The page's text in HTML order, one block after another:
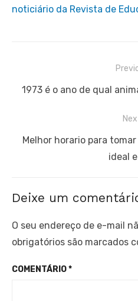
noticiário da Revista de
de
Previous
1973 é o ano de qual
Next
Melhor horario para
ideal
Deixe um
O seu endereço de e-mail
obrigatórios são marcados
COMENTÁRIO*